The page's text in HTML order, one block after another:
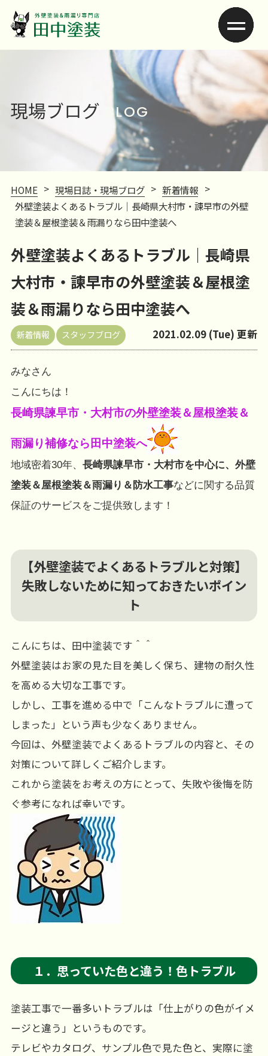
現場ブログ BLOG
HOME > 現場日誌・現場ブログ > 新着情報 >
外壁塗装よくあるトラブル｜長崎県大村市・諫早市の外壁
塗装＆屋根塗装＆雨漏りなら田中塗装へ
外壁塗装よくあるトラブル｜長崎県
大村市・諫早市の外壁塗装＆屋根塗
装＆雨漏りなら田中塗装へ
新着情報 スタッフブログ 2021.02.09 (Tue) 更新
みなさん
こんにちは！
長崎県諫早市・大村市の外壁塗装＆屋根塗装＆
雨漏り補修なら田中塗装へ
地域密着30年、 長崎県諫早市・大村市を中心に、外壁
塗装＆屋根塗装＆雨漏り＆防水工事などに関する品質
保証のサービスをご提供致します！
【外壁塗装でよくあるトラブルと対策】
失敗しないために知っておきたいポイン
ト
こんにちは、田中塗装です＾＾
外壁塗装はお家の見た目を美しく保ち、建物の耐久性
を高める大切な工事です。
しかし、工事を進める中で「こんなトラブルに遭って
しまった」という声も少なくありません。
今回は、外壁塗装でよくあるトラブルの内容と、その
対策について詳しくご紹介します。
これから塗装をお考えの方にとって、失敗や後悔を防
ぐ参考になれば幸いです。
１．思っていた色と違う！色トラブル
塗装工事で一番多いトラブルは「仕上がりの色がイメ
ージと違う」というものです。
テレビやカタログ、サンプル色で見た色と、実際に塗